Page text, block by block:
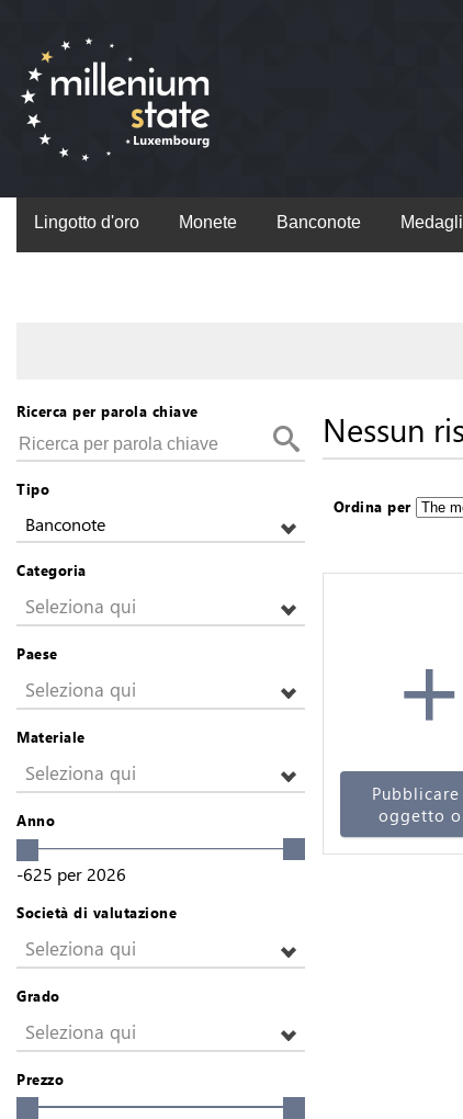
Lingotto d'oro Monete Banconote
Ricerca per parola chiave
Tipo
Banconote
Categoria
Seleziona qui
Paese
Seleziona qui
Materiale
Seleziona qui
Anno
-625 per 2026
Società di valutazione
Seleziona qui
Grado
Seleziona qui
Prezzo
Nessun
Ordina per
+
Pubblicare
oggetto